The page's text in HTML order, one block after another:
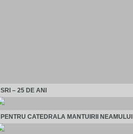
SRI – 25 DE ANI
PENTRU CATEDRALA MANTUIRII NEAMULUI